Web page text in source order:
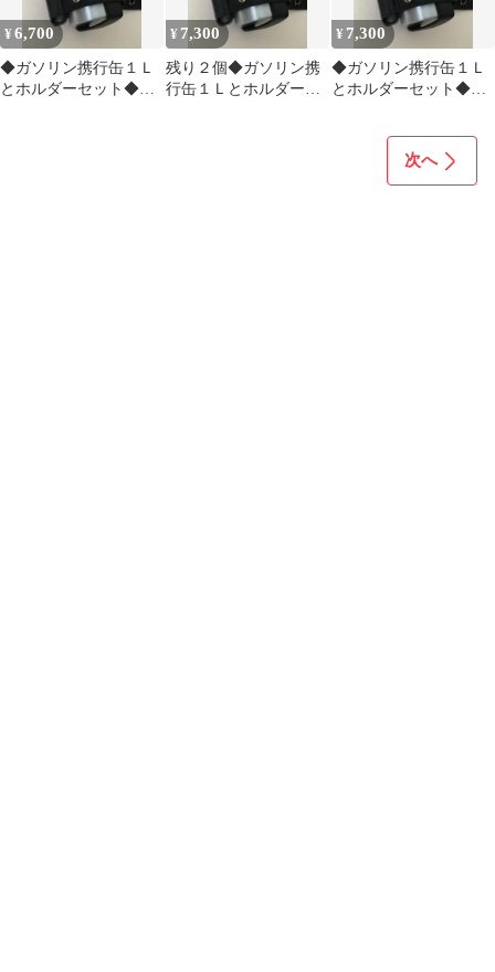
¥6,700
◆ガソリン携行缶１Ｌ
とホルダーセット◆黒
¥ 7,300
残り２個◆ガソリン携
行缶１Ｌとホルダーセ
¥ 7,300
◆ガソリン携行缶１Ｌ
とホルダーセット◆黒
次へ